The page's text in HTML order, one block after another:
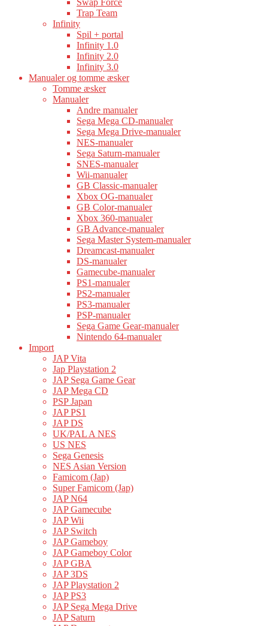
Swap Force
Trap Team
Infinity
Spil + portal
Infinity 1.0
Infinity 2.0
Infinity 3.0
Manualer og tomme æsker
Tomme æsker
Manualer
Andre manualer
Sega Mega CD-manualer
Sega Mega Drive-manualer
NES-manualer
Sega Saturn-manualer
SNES-manualer
Wii-manualer
GB Classic-manualer
Xbox OG-manualer
GB Color-manualer
Xbox 360-manualer
GB Advance-manualer
Sega Master System-manualer
Dreamcast-manualer
DS-manualer
Gamecube-manualer
PS1-manualer
PS2-manualer
PS3-manualer
PSP-manualer
Sega Game Gear-manualer
Nintendo 64-manualer
Import
JAP Vita
Jap Playstation 2
JAP Sega Game Gear
JAP Mega CD
PSP Japan
JAP PS1
JAP DS
UK/PAL A NES
US NES
Sega Genesis
NES Asian Version
Famicom (Jap)
Super Famicom (Jap)
JAP N64
JAP Gamecube
JAP Wii
JAP Switch
JAP Gameboy
JAP Gameboy Color
JAP GBA
JAP 3DS
JAP Playstation 2
JAP PS3
JAP Sega Mega Drive
JAP Saturn